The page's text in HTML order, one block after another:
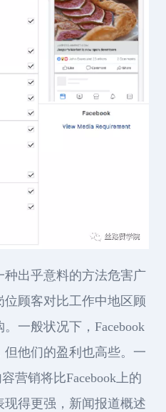
出乎意料的方法危害广
顾客对比工作中地区顾
一般状况下，Facebook
他们的盈利也高些。一
营销将比Facebook上的
得更强，新闻报道概述